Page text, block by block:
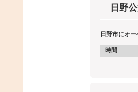
日野
日野市にオー
時間